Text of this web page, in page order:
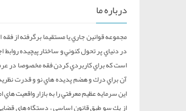
درباره ما
مجموعه قوانين جاري يا مستقيما برگرفته از
در دنياي پر تحول كنوني و ساختار پيچيده
است كه براي كاربردي كردن فقه مخصوصا در
آن براي درك و هضم پديده هاي نو و قدرت
اين سرمايه عظيم معرفتي را به بازار واقعيت
از يك سو طبق قانون اساسي ، دستگاه هاي